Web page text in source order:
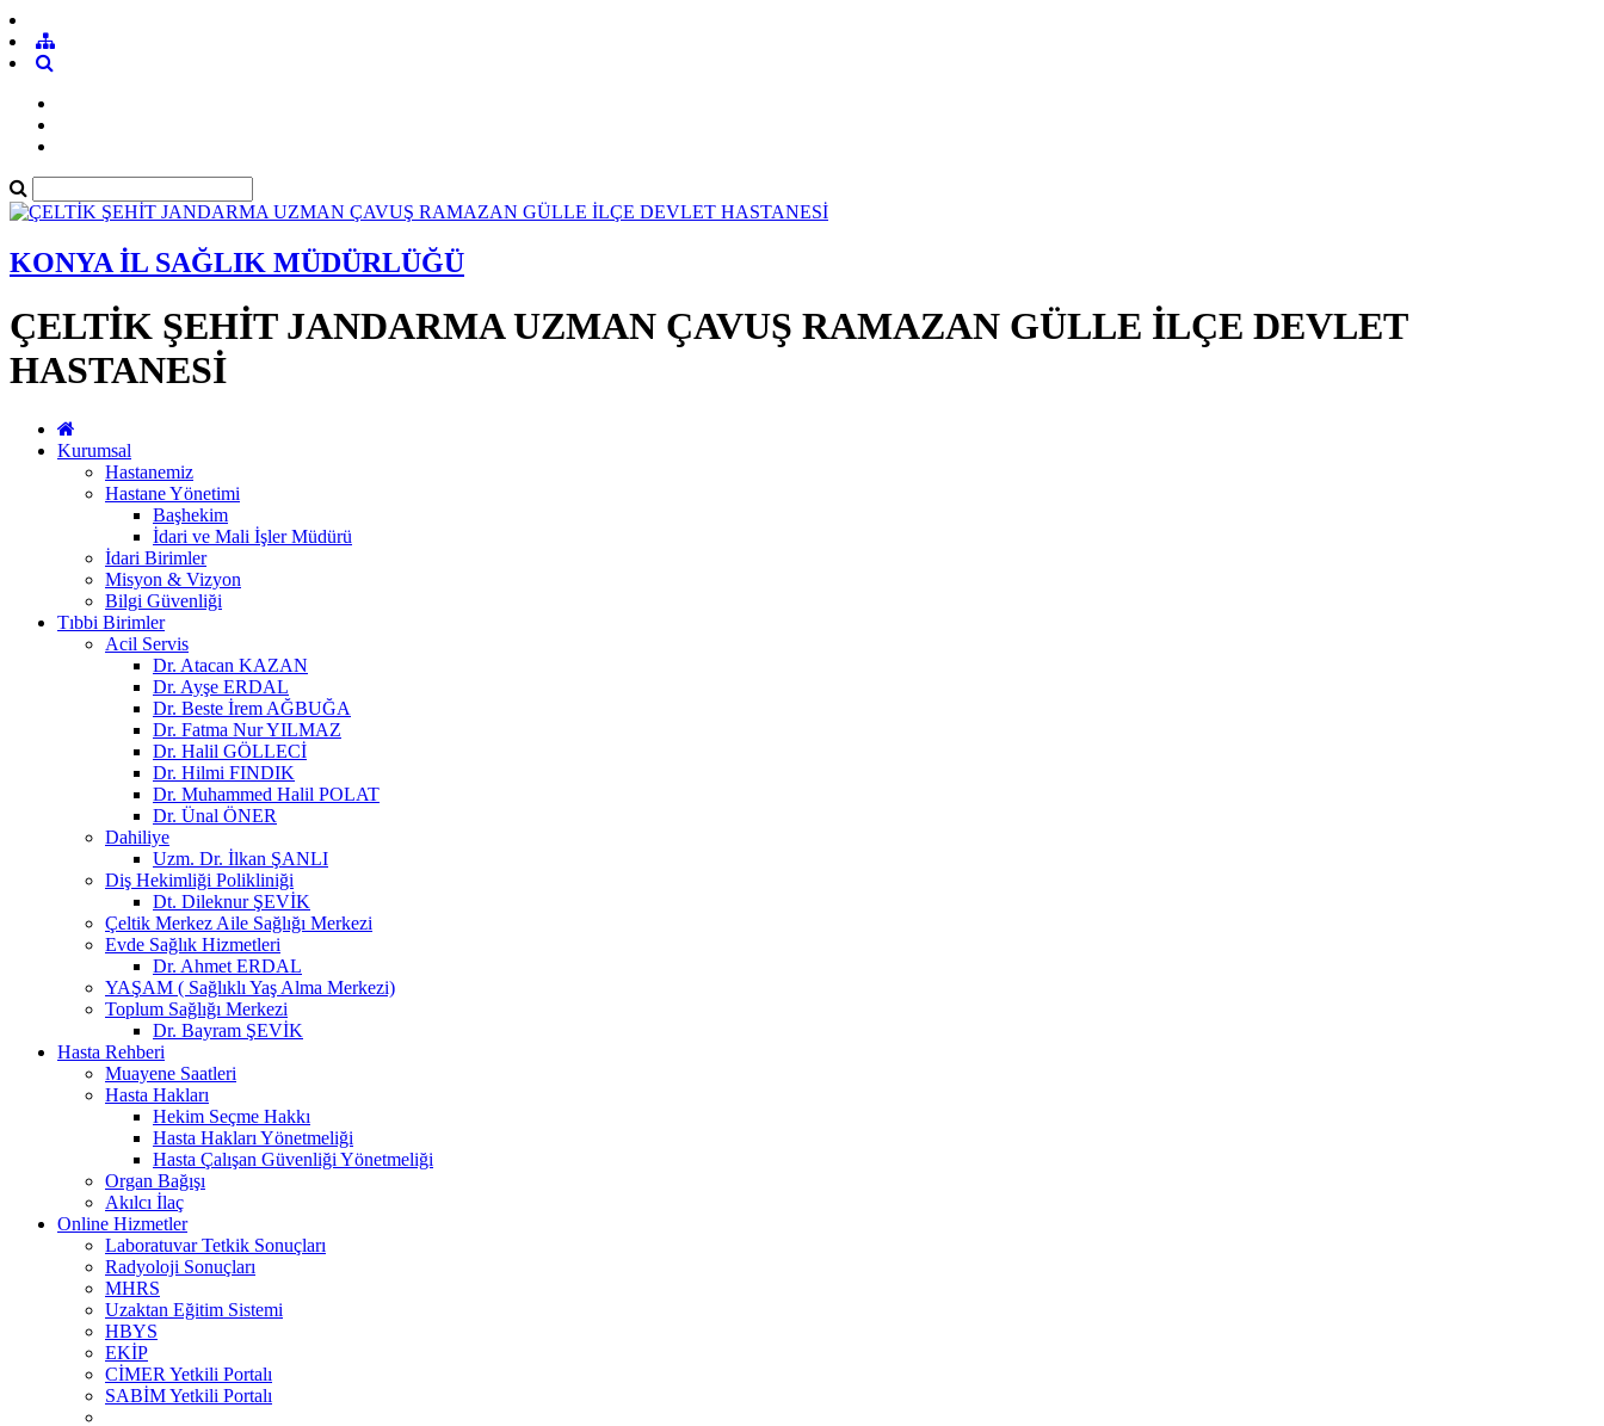
KONYA İL SAĞLIK MÜDÜRLÜĞÜ
ÇELTİK ŞEHİT JANDARMA UZMAN ÇAVUŞ RAMAZAN GÜLLE İLÇE DEVLET
HASTANESİ
Kurumsal
Hastanemiz
Hastane Yönetimi
Başhekim
İdari ve Mali İşler Müdürü
İdari Birimler
Misyon & Vizyon
Bilgi Güvenliği
Tıbbi Birimler
Acil Servis
Dr. Atacan KAZAN
Dr. Ayşe ERDAL
Dr. Beste İrem AĞBUĞA
Dr. Fatma Nur YILMAZ
Dr. Halil GÖLLECİ
Dr. Hilmi FINDIK
Dr. Muhammed Halil POLAT
Dr. Ünal ÖNER
Dahiliye
Uzm. Dr. İlkan ŞANLI
Diş Hekimliği Polikliniği
Dt. Dileknur ŞEVİK
Çeltik Merkez Aile Sağlığı Merkezi
Evde Sağlık Hizmetleri
Dr. Ahmet ERDAL
YAŞAM ( Sağlıklı Yaş Alma Merkezi)
Toplum Sağlığı Merkezi
Dr. Bayram ŞEVİK
Hasta Rehberi
Muayene Saatleri
Hasta Hakları
Hekim Seçme Hakkı
Hasta Hakları Yönetmeliği
Hasta Çalışan Güvenliği Yönetmeliği
Organ Bağışı
Akılcı İlaç
Online Hizmetler
Laboratuvar Tetkik Sonuçları
Radyoloji Sonuçları
MHRS
Uzaktan Eğitim Sistemi
HBYS
EKİP
CİMER Yetkili Portalı
SABİM Yetkili Portalı